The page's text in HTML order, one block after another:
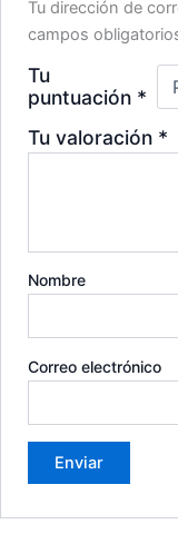
Tu dirección de
campos
Tu
puntuación *
Tu valoración *
Nombre
Correo electrónico